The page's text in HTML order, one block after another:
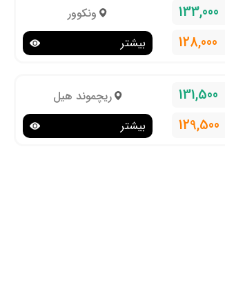
133,000
128,000
ونکوور
بیشتر
131,500
129,500
ریچموند هیل
بیشتر